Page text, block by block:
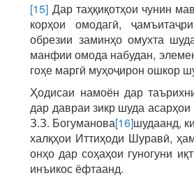
[15] Дар таҳқиқотҳои чунин
корҳои омодагӣ,
обрезии заминҳо омухта
манфии омода набудан,
гоҳе маргӣ муҳоҷирон ошкор
Ҳодисаи намоён дар
дар давраи зикр шуда
З.З. Богуманова[16]шудаанд,
халқҳои Иттиҳоди Шуравӣ,
онҳо дар соҳаҳои гуногуни
инъикос ёфтаанд.